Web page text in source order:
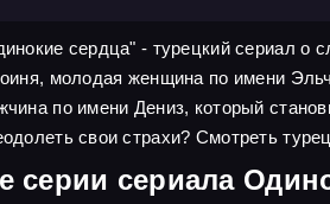
сердца" - турецкий сериал о
молодая женщина по имени
по имени Дениз, который
свои страхи? Смотреть
серии сериала